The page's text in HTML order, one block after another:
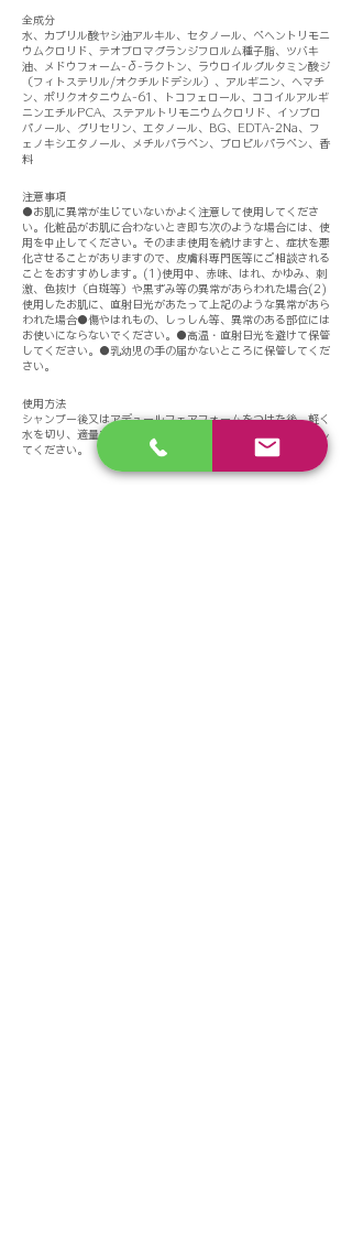
全成分
水、カプリル酸ヤシ油アルキル、セタノール、ベヘントリモニ
ウムクロリド、テオブロマグランジフロルム種子脂、ツバキ
油、メドウフォーム-δ-ラクトン、ラウロイルグルタミン酸ジ
（フィトステリル/オクチルドデシル）、アルギニン、ヘマチ
ン、ポリクオタニウム-61、トコフェロール、ココイルアルギ
ニンエチルPCA、ステアルトリモニウムクロリド、イソプロ
パノール、グリセリン、エタノール、BG、EDTA-2Na、フ
ェノキシエタノール、メチルパラベン、プロピルパラベン、香
料
注意事項
●お肌に異常が生じていないかよく注意して使用してくださ
い。化粧品がお肌に合わないとき即ち次のような場合には、使
用を中止してください。そのまま使用を続けますと、症状を悪
化させることがありますので、皮膚科専門医等にご相談される
ことをおすすめします。(1)使用中、赤味、はれ、かゆみ、刺
激、色抜け（白斑等）や黒ずみ等の異常があらわれた場合(2)
使用したお肌に、直射日光があたって上記のような異常があら
われた場合●傷やはれもの、しっしん等、異常のある部位には
お使いにならないでください。●高温・直射日光を避けて保管
してください。●乳幼児の手の届かないところに保管してくだ
さい。
使用方法
シャンプー後又はアデュールフェアフォームをつけた後、軽く
水を切り、適量を手に取り髪全体になじませてからすすぎ流し
てください。